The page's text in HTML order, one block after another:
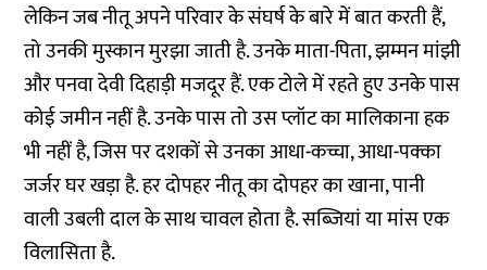
लेकिन जब नीतू अपने परिवार के संघर्ष के बारे में बात करती हैं,
तो उनकी मुस्कान मुरझा जाती है. उनके माता-पिता, झम्मन मांझी
और पनवा देवी दिहाड़ी मजदूर हैं. एक टोले में रहते हुए उनके पास
कोई जमीन नहीं है. उनके पास तो उस प्लॉट का मालिकाना हक
भी नहीं है, जिस पर दशकों से उनका आधा-कच्चा, आधा-पक्का
जर्जर घर खड़ा है. हर दोपहर नीतू का दोपहर का खाना, पानी
वाली उबली दाल के साथ चावल होता है. सब्जियां या मांस एक
विलासिता है.